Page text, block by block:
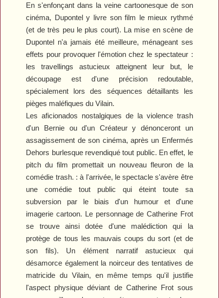
En s'enfonçant dans la veine cartoonesque de son
cinéma, Dupontel y livre son film le mieux rythmé
(et de très peu le plus court). La mise en scène de
Dupontel n'a jamais été meilleure, ménageant ses
effets pour provoquer l'émotion chez le spectateur :
les travellings astucieux atteignent leur but, le
découpage est d'une précision redoutable,
spécialement lors des séquences détaillants les
pièges maléfiques du Vilain.
Les aficionados nostalgiques de la violence trash
d'un Bernie ou d'un Créateury dénonceront un
assagissement de son cinéma, après un Enfermés
Dehors burlesque revendiqué tout public. En effet, le
pitch du film promettait un nouveau fleuron de la
comédie trash. : à l'arrivée, le spectacle s'avère être
une comédie tout public qui éteint toute sa
subversion par le biais d'un humour et d'une
imagerie cartoon. Le personnage de Catherine Frot
se trouve ainsi dotée d'une malédiction qui la
protège de tous les mauvais coups du sort (et de
son fils). Un élément narratif astucieux qui
désamorce également la noirceur des tentatives de
matricide du Vilain, en même temps qu'il justifie
l'aspect physique déviant de Catherine Frot sous